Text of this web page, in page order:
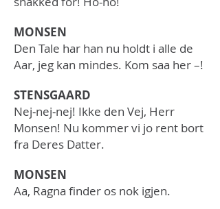
MONSEN
Den Tale har han nu holdt i alle de
Aar, jeg kan mindes. Kom saa her –!
STENSGAARD
Nej-nej-nej! Ikke den Vej, Herr
Monsen! Nu kommer vi jo rent bort
fra Deres Datter.
​MONSEN
Aa, Ragna finder os nok igjen.